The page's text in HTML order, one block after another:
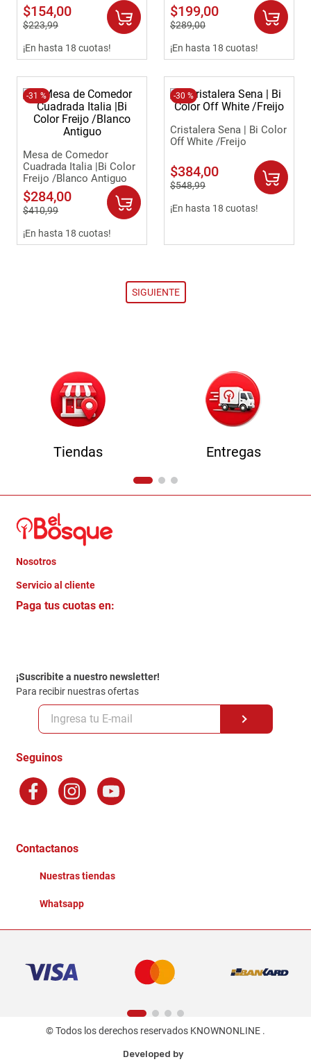
$154,00
$223,99
¡En hasta 18 cuotas!
$199,00
$289,00
¡En hasta 18 cuotas!
-31 %
Mesa de Comedor
Cuadrada Italia |Bi Color
Freijo /Blanco Antiguo
$284,00
$410,99
¡En hasta 18 cuotas!
-30 %
Cristalera Sena | Bi Color
Off White /Freijo
$384,00
$548,99
¡En hasta 18 cuotas!
Tiendas Entregas
Nosotros
Quienes somos
Trabaja con Nosotros
Servicio al cliente
Crédito Directo
Politica de Privacidad
Políticas y condiciones GiftCard
Formas de Pago
Terminos y Condiciones
Factura Electronica
Ganadores - Promociones
Paga tus cuotas en:
¡Suscribite a nuestro newsletter!
Para recibir nuestras ofertas
Seguinos
Contactanos
Nuestras tiendas
Whatsapp
© Todos los derechos reservados KNOWNONLINE .
Developed by